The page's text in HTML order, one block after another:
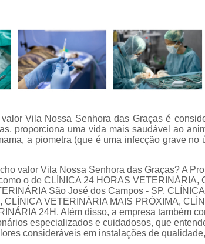
para
animais
24
horas
Exame de
Exame de
Exame de
Exame de
Exame de
Vila Nossa Senhora das Graças é
proporciona uma vida mais saudável ao
a piometra (que é uma infecção grave no
valor Vila Nossa Senhora das Graças? A
o de CLÍNICA 24 HORAS VETERINÁRIA,
São José dos Campos - SP,
VETERINÁRIA MAIS PRÓXIMA,
24H. Além disso, a empresa também
especializados e cuidadosos, que
consideráveis em instalações de